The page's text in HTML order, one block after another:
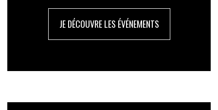
JE DÉCOUVRE LES ÉVÉNEMENTS